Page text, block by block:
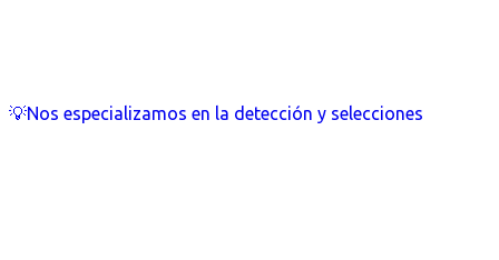
💡Nos especializamos en la detección y selecciones